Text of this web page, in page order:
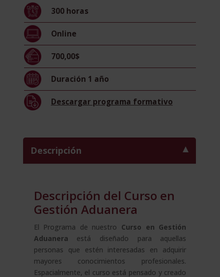
Aduanera
por
Universidad
de
cantidad
300 horas
Online
700,00$
Duración 1 año
Descargar programa formativo
Descripción
Descripción del Curso en
Gestión Aduanera
El Programa de nuestro Curso en Gestión
Aduanera está diseñado para aquellas
personas que estén interesadas en adquirir
mayores conocimientos profesionales.
Espacialmente, el curso está pensado y creado